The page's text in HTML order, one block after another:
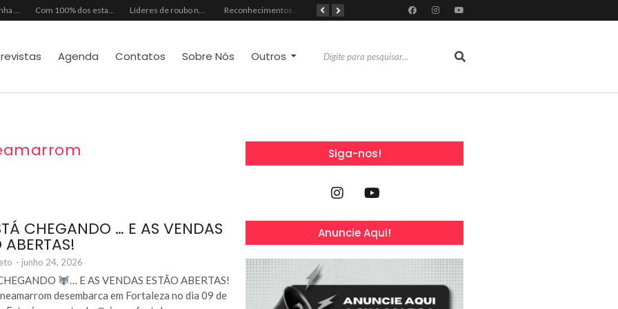
Mês dos Pais ganha programação especial com atrações gratuitas para toda a família no Shopping Maranguape Com 100% dos estandes comercializados, Feira Regional da Beleza reunirá mais de 500 marcas no Centro de Eventos do CE em outubro Líderes de roubo no país, Chevrolet Ônix e Prisma, Hyundai HB20 e Ford Ka enfrentam escassez de peças originais Reconhecimentos consolidam legado do Grupo Raymundo da Fonte ao completar 80 anos
Agenda Contatos Sobre Nós Outros
CHEGANDO … E AS VENDAS
ABERTAS!
- junho 24, 2026
… E AS VENDAS ESTÃO ABERTAS!
desembarca em Fortaleza no dia 09 de
Siga-nos!
Anuncie Aqui!